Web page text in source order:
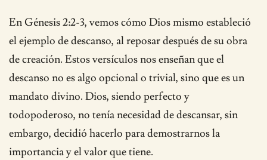
En Génesis 2:2-3, vemos cómo Dios mismo estableció
el ejemplo de descanso, al reposar después de su obra
de creación. Estos versículos nos enseñan que el
descanso no es algo opcional o trivial, sino que es un
mandato divino. Dios, siendo perfecto y
todopoderoso, no tenía necesidad de descansar, sin
embargo, decidió hacerlo para demostrarnos la
importancia y el valor que tiene.